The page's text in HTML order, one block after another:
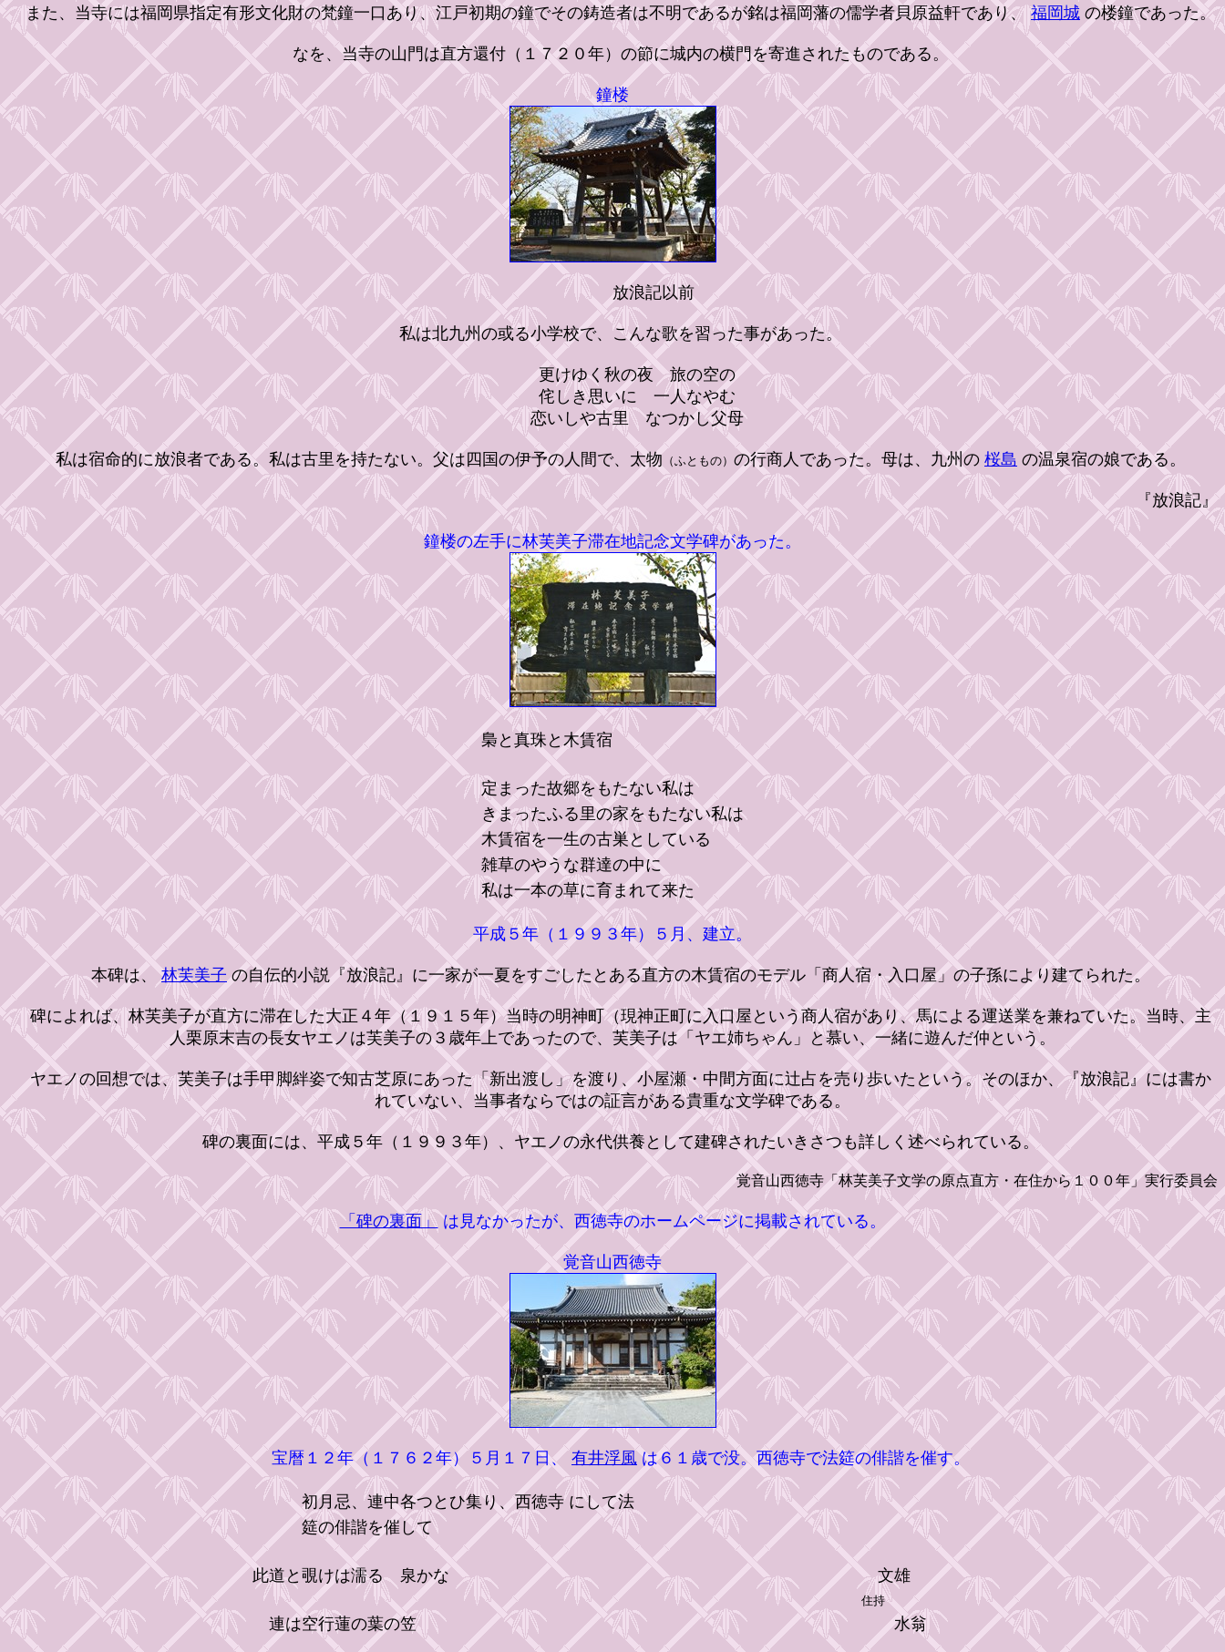
また、当寺には福岡県指定有形文化財の梵鐘一口あり、江戸初期の鐘でその鋳造者は不明であるが銘は福岡藩の儒学者貝原益軒であり、福岡城 の楼鐘であった。
なを、当寺の山門は直方還付（１７２０年）の節に城内の横門を寄進されたものである。
鐘楼
放浪記以前
私は北九州の或る小学校で、こんな歌を習った事があった。
更けゆく秋の夜 旅の空の
侘しき思いに 一人なやむ
恋いしや古里 なつかし父母
私は宿命的に放浪者である。私は古里を持たない。父は四国の伊予の人間で、太物 （ふともの） の行商人であった。母は、九州の 桜島 の温泉宿の娘である。
『放浪記』
鐘楼の左手に林芙美子滞在地記念文学碑があった。
梟と真珠と木賃宿
定まった故郷をもたない私は
きまったふる里の家をもたない私は
木賃宿を一生の古巣としている
雑草のやうな群達の中に
私は一本の草に育まれて来た
平成５年（１９９３年）５月、建立。
本碑は、林芙美子の自伝的小説『放浪記』に一家が一夏をすごしたとある直方の木賃宿のモデル「商人宿・入口屋」の子孫により建てられた。
碑によれば、林芙美子が直方に滞在した大正４年（１９１５年）当時の明神町（現神正町に入口屋という商人宿があり、馬による運送業を兼ねていた。当時、主
人栗原末吉の長女ヤエノは芙美子の３歳年上であったので、芙美子は「ヤエ姉ちゃん」と慕い、一緒に遊んだ仲という。
ヤエノの回想では、芙美子は手甲脚絆姿で知古芝原にあった「新出渡し」を渡り、小屋瀬・中間方面に辻占を売り歩いたという。そのほか、『放浪記』には書か
れていない、当事者ならではの証言がある貴重な文学碑である。
碑の裏面には、平成５年（１９９３年）、ヤエノの永代供養として建碑されたいきさつも詳しく述べられている。
覚音山西徳寺「林芙美子文学の原点直方・在住から１００年」実行委員会
「碑の裏面」は見なかったが、西徳寺のホームページに掲載されている。
覚音山西徳寺
宝暦１２年（１７６２年）５月１７日、 有井浮風は６１歳で没。西徳寺で法筵の俳諧を催す。
初月忌、連中各つとひ集り、西徳寺 にして法
筵の俳諧を催して
此道と覗けは濡るゝ泉かな 文雄
住持
連は空行蓮の葉の笠 水翁